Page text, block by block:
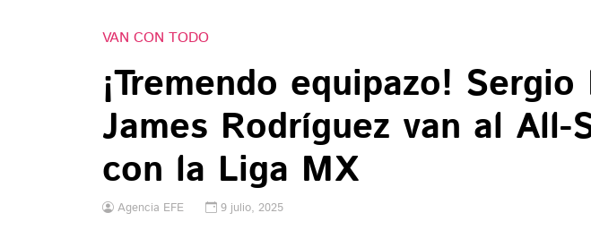
VAN CON TODO
¡Tremendo equipazo! Sergio
James Rodríguez van al All-
con la Liga MX
Agencia EFE 9 julio, 2025